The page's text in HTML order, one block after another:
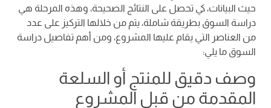
حيث البيانات، كي تحصل على النتائج الصحيحة، وهذه المرحلة هي
دراسة السوق بطريقة شاملة، يتم من خلالها التركيز على عدد
من العناصر التي يقام عليها المشروع، ومن أهم تفاصيل دراسة
السوق ما يلي:
وصف دقيق للمنتج أو السلعة
المقدمة من قبل المشروع